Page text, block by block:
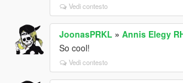
Vedi contesto
JoonasPRKL » Annis Elegy
So cool!
Vedi contesto